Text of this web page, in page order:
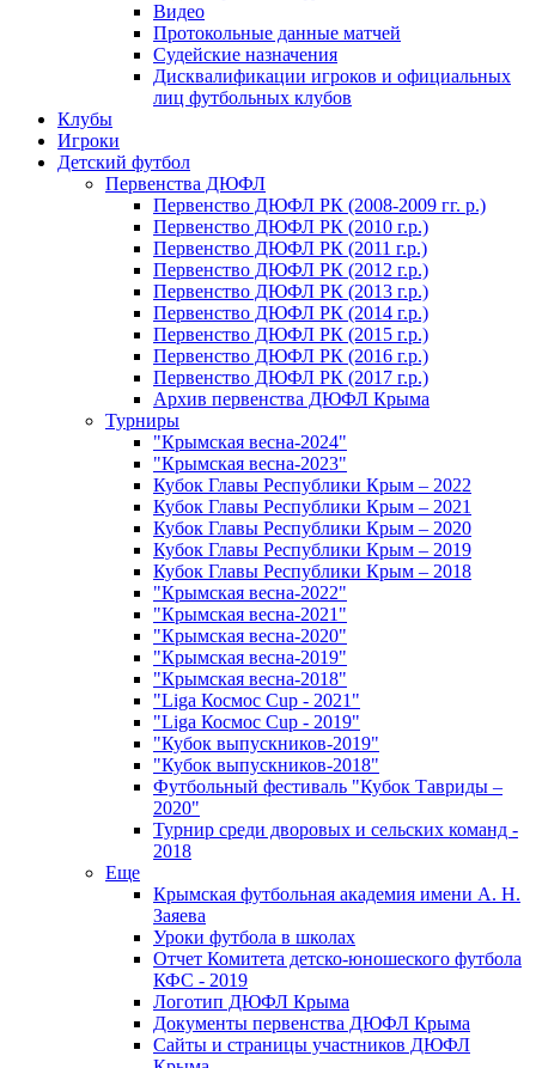
Видео
Протокольные данные матчей
Судейские назначения
Дисквалификации игроков и официальных
лиц футбольных клубов
Клубы
Игроки
Детский футбол
Первенства ДЮФЛ
Первенство ДЮФЛ РК (2008-2009 гг. р.)
Первенство ДЮФЛ РК (2010 г.р.)
Первенство ДЮФЛ РК (2011 г.р.)
Первенство ДЮФЛ РК (2012 г.р.)
Первенство ДЮФЛ РК (2013 г.р.)
Первенство ДЮФЛ РК (2014 г.р.)
Первенство ДЮФЛ РК (2015 г.р.)
Первенство ДЮФЛ РК (2016 г.р.)
Первенство ДЮФЛ РК (2017 г.р.)
Архив первенства ДЮФЛ Крыма
Турниры
"Крымская весна-2024"
"Крымская весна-2023"
Кубок Главы Республики Крым – 2022
Кубок Главы Республики Крым – 2021
Кубок Главы Республики Крым – 2020
Кубок Главы Республики Крым – 2019
Кубок Главы Республики Крым – 2018
"Крымская весна-2022"
"Крымская весна-2021"
"Крымская весна-2020"
"Крымская весна-2019"
"Крымская весна-2018"
"Liga Космос Cup - 2021"
"Liga Космос Cup - 2019"
"Кубок выпускников-2019"
"Кубок выпускников-2018"
Футбольный фестиваль "Кубок Тавриды –
2020"
Турнир среди дворовых и сельских команд -
2018
Еще
Крымская футбольная академия имени А. Н.
Заяева
Уроки футбола в школах
Отчет Комитета детско-юношеского футбола
КФС - 2019
Логотип ДЮФЛ Крыма
Документы первенства ДЮФЛ Крыма
Сайты и страницы участников ДЮФЛ